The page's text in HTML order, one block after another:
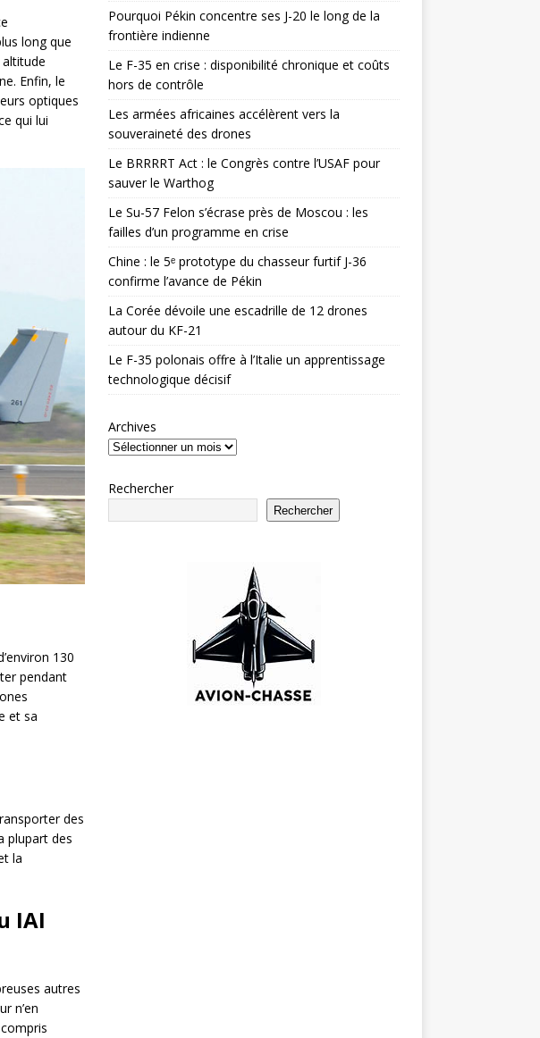
long que
Enfin, le
optiques
qui lui
130
pendant
et sa
des
plupart des
la
IAI
autres
n’en
Pourquoi Pékin concentre ses J-20 le long de la
frontière indienne
Le F-35 en crise : disponibilité chronique et coûts
hors de contrôle
Les armées africaines accélèrent vers la
souveraineté des drones
Le BRRRRT Act : le Congrès contre l’USAF pour
sauver le Warthog
Le Su-57 Felon s’écrase près de Moscou : les
failles d’un programme en crise
Chine : le 5ᵉ prototype du chasseur furtif J-36
confirme l’avance de Pékin
La Corée dévoile une escadrille de 12 drones
autour du KF-21
Le F-35 polonais offre à l’Italie un apprentissage
technologique décisif
Archives
Rechercher
Rechercher